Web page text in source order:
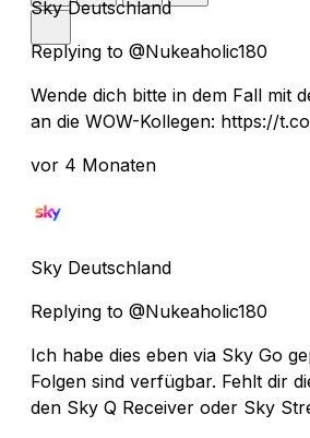
Sky Deutschland
Replying to @Nukeaholic180
Wende dich bitte in dem Fall mit
an die WOW-Kollegen: https://
vor 4 Monaten
Sky Deutschland
Replying to @Nukeaholic180
Ich habe dies eben via Sky Go
Folgen sind verfügbar. Fehlt dir
den Sky Q Receiver oder Sky